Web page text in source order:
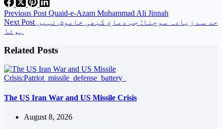
Share
Previous Post Quaid-e-Azam Muhammad Ali Jinnah
Next Post حد سے زیادہ سوچنا: جب دماغ کبھی خاموش نہیں
ہوتا
Related Posts
The US Iran War and US Missile Crisis
August 8, 2026